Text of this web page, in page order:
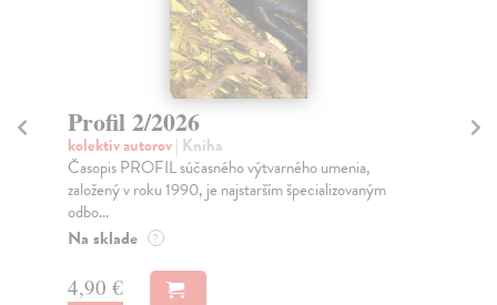
Profil 2/2026
kolektív autorov| Kniha
Časopis PROFIL súčasného výtvarného umenia,
založený v roku 1990, je najstarším špecializovaným
odbo...
Na sklade ?
4,90 €